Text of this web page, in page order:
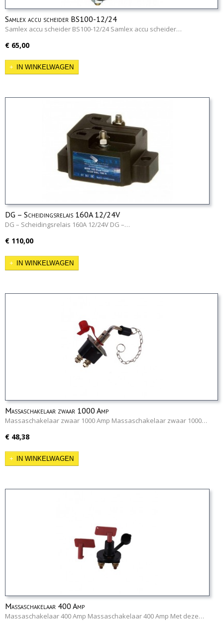
Samlex accu scheider BS100-12/24
Samlex accu scheider BS100-12/24 Samlex accu scheider…
€ 65,00
IN WINKELWAGEN
DG – Scheidingsrelais 160A 12/24V
DG – Scheidingsrelais 160A 12/24V DG –…
€ 110,00
IN WINKELWAGEN
Massaschakelaar zwaar 1000 Amp
Massaschakelaar zwaar 1000 Amp Massaschakelaar zwaar 1000…
€ 48,38
IN WINKELWAGEN
Massaschakelaar 400 Amp
Massaschakelaar 400 Amp Massaschakelaar 400 Amp Met deze…